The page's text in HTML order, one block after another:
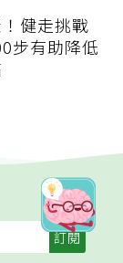
健走挑戰
步有助降低